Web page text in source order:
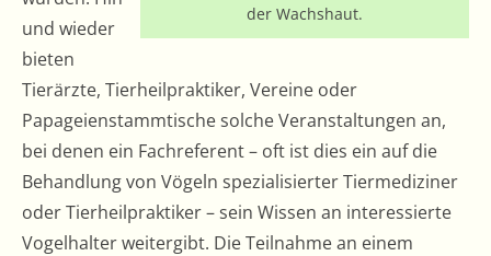
der Wachshaut.
und wieder
bieten
Tierärzte, Tierheilpraktiker, Vereine oder
Papageienstammtische solche Veranstaltungen an,
bei denen ein Fachreferent – oft ist dies ein auf die
Behandlung von Vögeln spezialisierter Tiermediziner
oder Tierheilpraktiker – sein Wissen an interessierte
Vogelhalter weitergibt. Die Teilnahme an einem